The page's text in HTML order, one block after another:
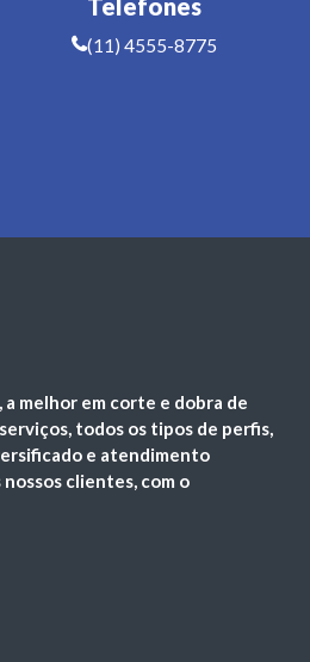
Telefones
(11) 4555-8775
a melhor em corte e dobra de
todos os tipos de perfis,
e atendimento
clientes, com o